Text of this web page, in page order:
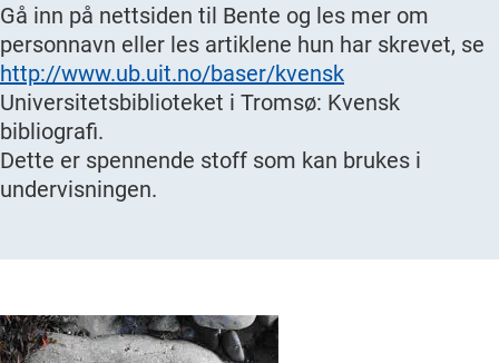
Gå inn på nettsiden til Bente og les mer om
personnavn eller les artiklene hun har skrevet, se
http://www.ub.uit.no/baser/kvensk
Universitetsbiblioteket i Tromsø: Kvensk
bibliografi.
Dette er spennende stoff som kan brukes i
undervisningen.